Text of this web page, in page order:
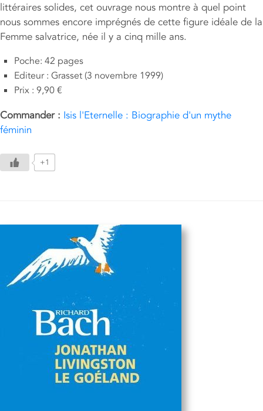
littéraires solides, cet ouvrage nous montre à quel point
nous sommes encore imprégnés de cette figure idéale de la
Femme salvatrice, née il y a cinq mille ans.
Poche: 42 pages
Editeur : Grasset (3 novembre 1999)
Prix : 9,90 €
Commander : Isis l'Eternelle : Biographie d'un mythe
féminin
+1